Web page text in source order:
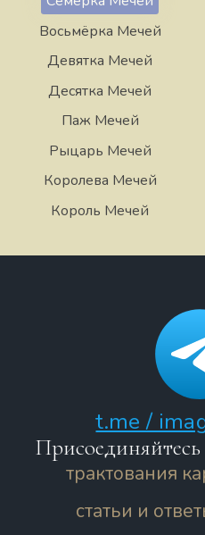
Восьмёрка Мечей
Девятка Мечей
Десятка Мечей
Паж Мечей
Рыцарь Мечей
Королева Мечей
Король Мечей
t.me /
трактования
статьи и